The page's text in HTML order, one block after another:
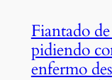
Fiantado
pidiendo
enfermo